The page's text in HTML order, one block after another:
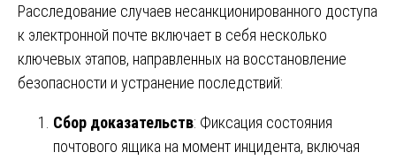
Расследование случаев несанкционированного доступа
к электронной почте включает в себя несколько
ключевых этапов, направленных на восстановление
безопасности и устранение последствий:
Сбор доказательств: Фиксация состояния
почтового ящика на момент инцидента, включая